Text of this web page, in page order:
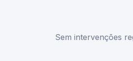
Sem intervenções